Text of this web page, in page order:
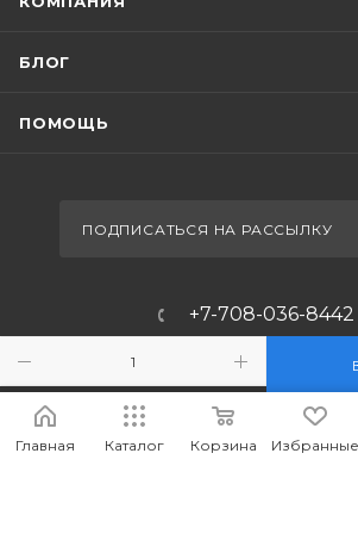
БЛОГ
ПОМОЩЬ
ПОДПИСАТЬСЯ НА РАССЫЛКУ
+7-708-036-8442
г.Костанай, пр. Аль-
Главная Каталог Корзина Избранные